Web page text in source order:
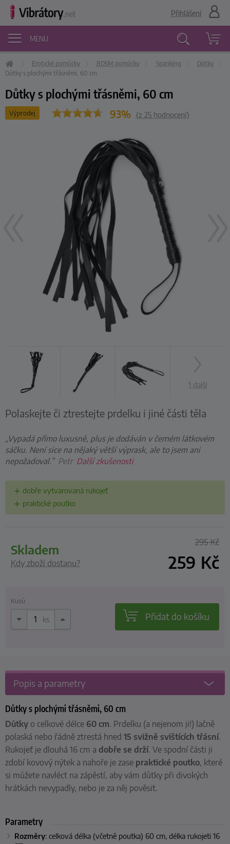
MENU
Vyhledávání
Přihlášení
Erotické pomůcky BDSM pomůcky Spanking
Důtky
Důtky s plochými třásněmi, 60 cm
Důtky s plochými třásněmi, 60 cm
Výprodej 93% (z 25hodnocení)
1 další
Polaskejte či ztrestejte prdelku i jiné části těla
„Vypadá přímo luxusně, plus je dodáván v černém látkovém
sáčku. Není sice na nějaký větší výprask, ale to jsem ani
nepožadoval.” Petr Další zkušenosti
dobře vytvarovaná rukojeť
praktické poutko
skladem
Kdy zboží dostanu?
295Kč
259 Kč
Kusů
ks Přidat do košíku
Popis a parametry
Důtky s plochými třásněmi, 60 cm
Důtky o celkové délce 60 cm. Prdelku (a nejenom ji!) lačně
polaská nebo řádně ztrestá hned 15 svižně svištících třásní.
Rukojeť je dlouhá 16 cm a dobře se drží. Ve spodní části ji
zdobí kovový nýtek a nahoře je zase praktické poutko, které
si můžete navléct na zápěstí, aby vám důtky při divokých
hrátkách nevypadly, nebo je za něj pověsit.
Parametry
Rozměry: celková délka (včetně poutka) 60 cm, délka rukojeti 16